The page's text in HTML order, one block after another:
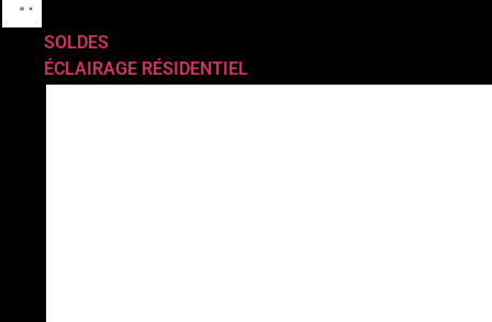
SOLDES
ÉCLAIRAGE RÉSIDENTIEL